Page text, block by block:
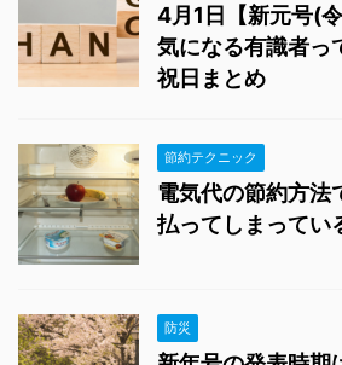
4月1日【新元号(
気になる有識者っ
祝日まとめ
節約テクニック
電気代の節約方法
払ってしまってい
防災